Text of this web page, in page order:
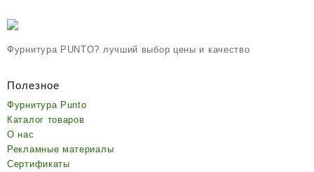
Фурнитура PUNTO? лучший выбор цены и качество
Полезное
Фурнитура Punto
Каталог товаров
О нас
Рекламные материалы
Сертификаты